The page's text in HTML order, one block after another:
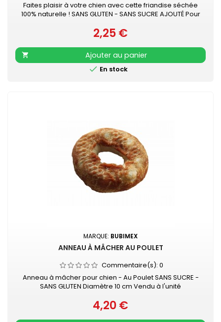
Faites plaisir à votre chien avec cette friandise séchée
100% naturelle ! SANS GLUTEN - SANS SUCRE AJOUTÉ Pour
Prix
2,25 €

Ajouter au panier
 En stock
MARQUE: BUBIMEX
ANNEAU À MÂCHER AU POULET
Commentaire(s): 0
Anneau à mâcher pour chien - Au Poulet SANS SUCRE -
SANS GLUTEN Diamètre 10 cm Vendu à l'unité
Prix
4,20 €